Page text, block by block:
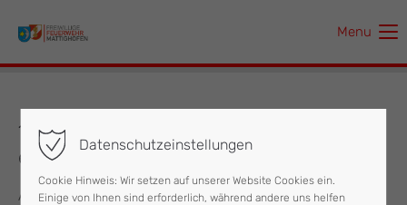
Der Eintrag "offcanvas-col1" existiert leider nicht.
Der Eintrag "offcanvas-col3" existiert leider nicht.
Menu
15.09.2022 Verkehrsunfall mit
eingeklemmter Person
Am Donnerstag, dem 15.09.2022 wurde die Feuerwehr
Datenschutzeinstellungen
Cookie Hinweis: Wir setzen auf unserer Website Cookies ein.
Einige von Ihnen sind erforderlich, während andere uns helfen